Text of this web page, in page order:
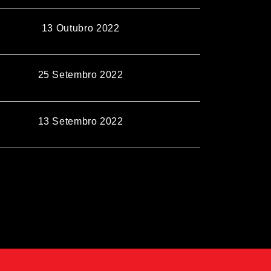
13 Outubro 2022
25 Setembro 2022
13 Setembro 2022